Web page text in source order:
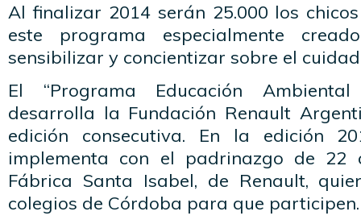
Al finalizar 2014 serán 25.000 los
este programa especialmente
sensibilizar y concientizar sobre el
El “Programa Educación
desarrolla la Fundación Renault
edición consecutiva. En la edición
implementa con el padrinazgo de 22
Fábrica Santa Isabel, de Renault,
colegios de Córdoba para que participen.